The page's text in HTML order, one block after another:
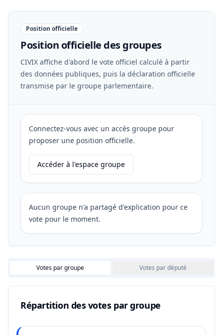
Position officielle
Position officielle des groupes
CIVIX affiche d'abord le vote officiel calculé à partir
des données publiques, puis la déclaration officielle
transmise par le groupe parlementaire.
Connectez-vous avec un accès groupe pour
proposer une position officielle.
Accéder à l'espace groupe
Aucun groupe n'a partagé d'explication pour ce
vote pour le moment.
Votes par groupe Votes par député
Répartition des votes par groupe